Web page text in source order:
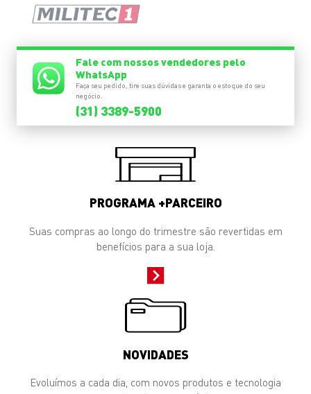
Fale com nossos vendedores pelo
WhatsApp
Faça seu pedido, tire suas dúvidas e garanta o estoque do seu
negócio.
(31) 3389-5900
PROGRAMA +PARCEIRO
Suas compras ao longo do trimestre são revertidas em
benefícios para a sua loja.
NOVIDADES
Evoluímos a cada dia, com novos produtos e tecnologia